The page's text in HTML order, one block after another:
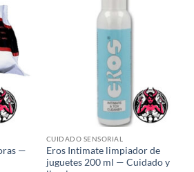
a la
lista de
deseos
—
CUIDADO SENSORIAL
Eros Intimate limpiador de
juguetes 200 ml — Cuidado y